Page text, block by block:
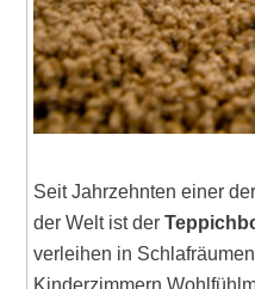
Seit Jahrzehnten einer
der Welt ist der
verleihen in
Kinderzimmern